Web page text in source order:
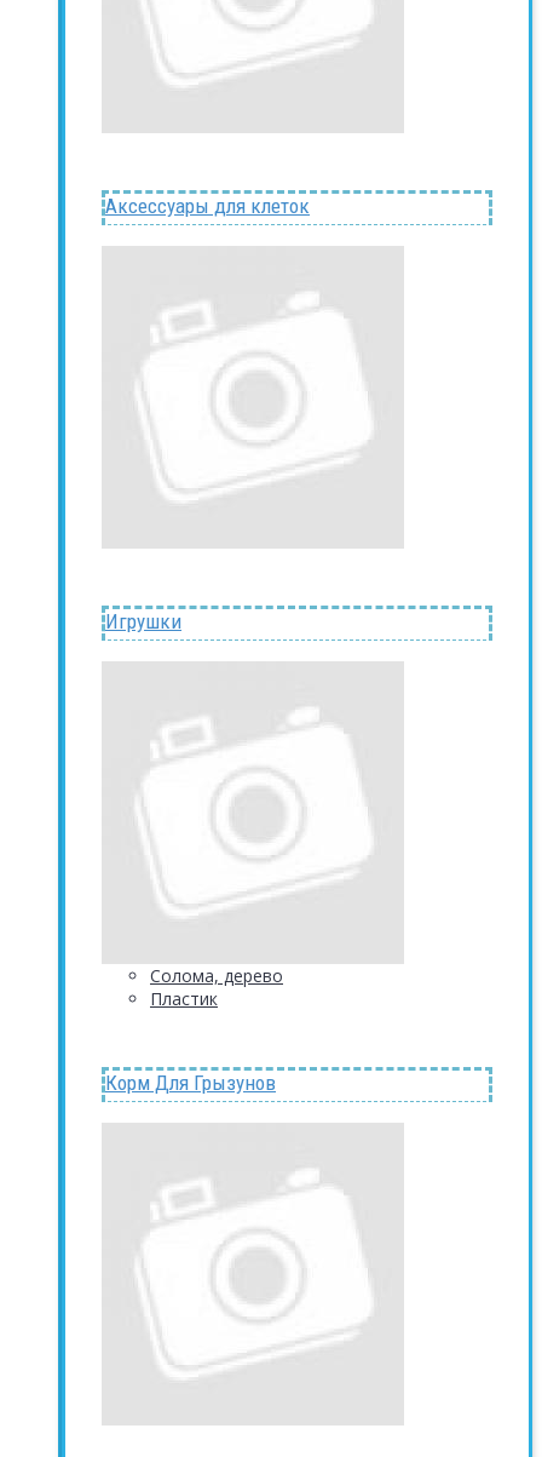
Аксессуары для клеток
Игрушки
Солома, дерево
Пластик
Корм Для Грызунов